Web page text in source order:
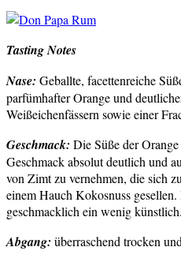
Tasting Notes
Nase: Geballte, facettenreiche
parfümhafter Orange und
Weißeichenfässern sowie einer
Geschmack: Die Süße der
Geschmack absolut deutlich und
von Zimt zu vernehmen, die sich
einem Hauch Kokosnuss
geschmacklich ein wenig künstlich.
Abgang: überraschend trocken